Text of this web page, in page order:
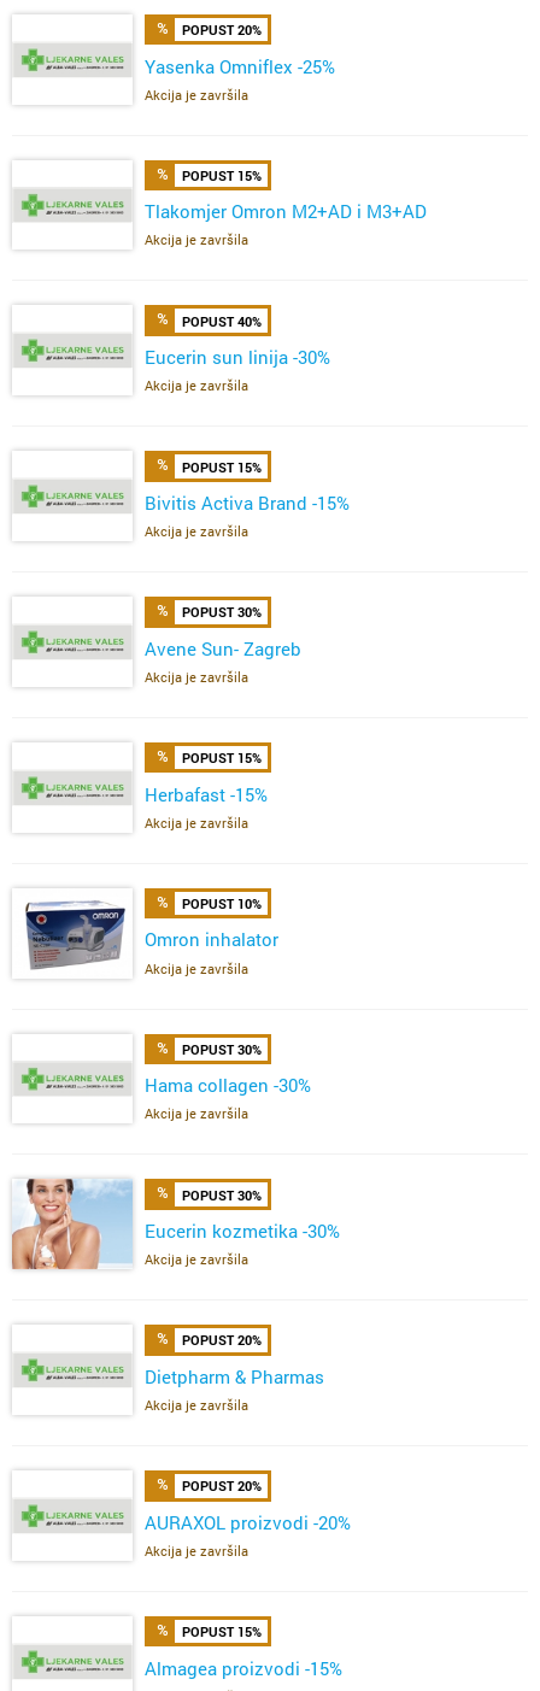
POPUST 20%
Yasenka Omniflex -25%
Akcija je završila
POPUST 15%
Tlakomjer Omron M2+AD i M3+AD
Akcija je završila
POPUST 40%
Eucerin sun linija -30%
Akcija je završila
POPUST 15%
Bivitis Activa Brand -15%
Akcija je završila
POPUST 30%
Avene Sun- Zagreb
Akcija je završila
POPUST 15%
Herbafast -15%
Akcija je završila
POPUST 10%
Omron inhalator
Akcija je završila
POPUST 30%
Hama collagen -30%
Akcija je završila
POPUST 30%
Eucerin kozmetika -30%
Akcija je završila
POPUST 20%
Dietpharm & Pharmas
Akcija je završila
POPUST 20%
AURAXOL proizvodi -20%
Akcija je završila
POPUST 15%
Almagea proizvodi -15%